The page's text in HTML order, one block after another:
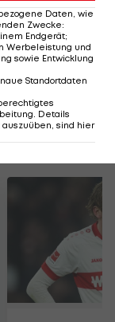
Highlights:
den FAC
Fußball -
Daten, wie
Zwecke:
Endgerät;
Werbeleistung und
sowie Entwicklung
Standortdaten
Details
sind hier